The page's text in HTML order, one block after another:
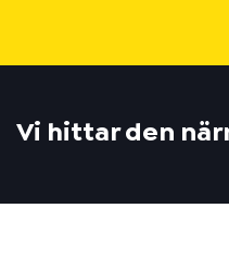
Vi hittar den